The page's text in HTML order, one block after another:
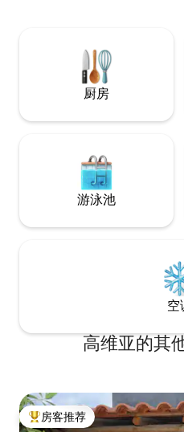
接触的人来说，Milho Verde无
厨房
游泳池
空
高维亚的其
热门「房客推荐」
房客推荐